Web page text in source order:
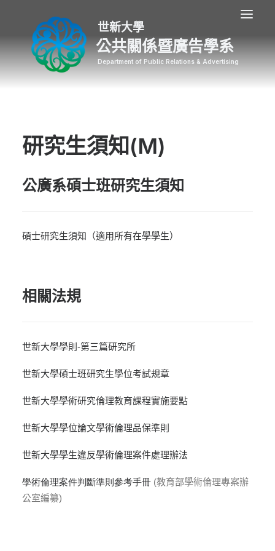
公共關係暨廣告學系
研究生須知(M)
公廣系碩士班研究生須知
碩士研究生須知（適用所有在學學生）
相關法規
世新大學學則-第三篇研究所
世新大學碩士班研究生學位考試規章
世新大學學術研究倫理教育課程實施要點
世新大學學位論文學術倫理品保準則
世新大學學生違反學術倫理案件處理辦法
學術倫理案件判斷準則參考手冊 (教育部學術倫理專案辦
公室編纂)